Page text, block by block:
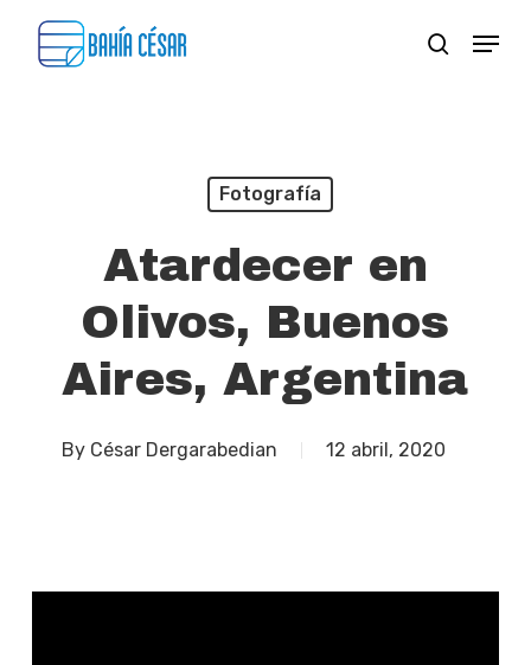
search
Menu
Fotografía
Atardecer en
Olivos, Buenos
Aires, Argentina
By César Dergarabedian 12 abril, 2020